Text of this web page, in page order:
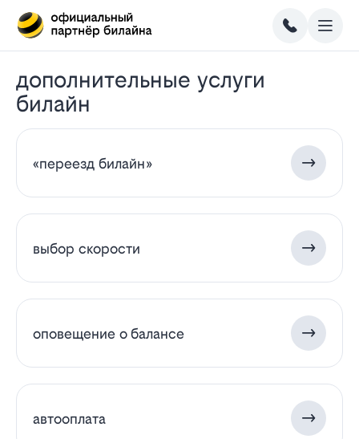
дополнительные услуги
билайн
«переезд билайн»
выбор скорости
оповещение о балансе
автооплата